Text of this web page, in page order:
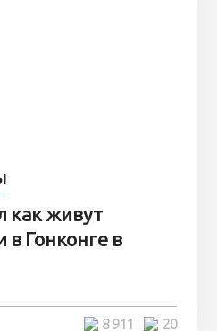
как живут
Гонконге в
20
8 911